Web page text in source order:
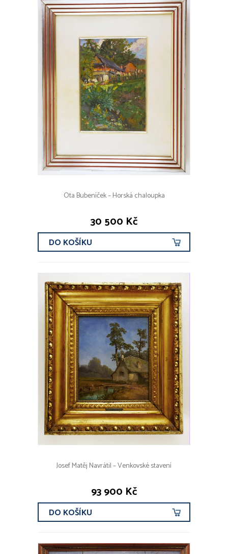
Ota Bubeníček – Horská chaloupka
30 500 Kč
DO KOŠÍKU
Josef Matěj Navrátil – Venkovské stavení
93 900 Kč
DO KOŠÍKU